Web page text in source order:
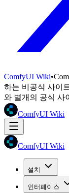
ComfyUI Wiki•
하는 비공식 사이
와 별개의 공식 사
ComfyUI Wiki
ComfyUI Wiki
설치
인터페이스